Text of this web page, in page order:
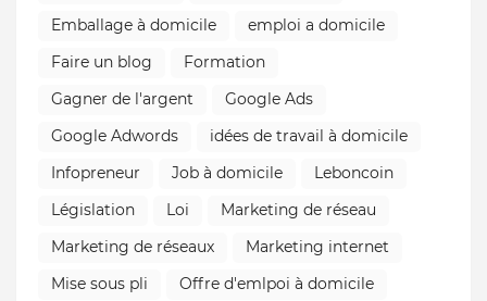
Emballage à domicile
emploi a domicile
Faire un blog
Formation
Gagner de l'argent
Google Ads
Google Adwords
idées de travail à domicile
Infopreneur
Job à domicile
Leboncoin
Législation
Loi
Marketing de réseau
Marketing de réseaux
Marketing internet
Mise sous pli
Offre d'emlpoi à domicile